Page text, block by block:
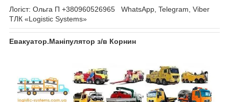
Логіст: Ольга П +380960526965 WhatsApp, Telegram, Viber
ТЛК «Logistic Systems»
Евакуатор.Маніпулятор з/в Корнин